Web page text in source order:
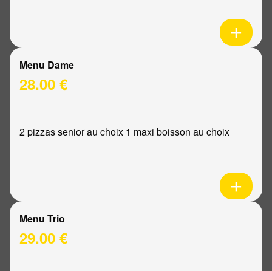
Menu Dame
28.00 €
2 pizzas senior au choix 1 maxi boisson au choix
Menu Trio
29.00 €